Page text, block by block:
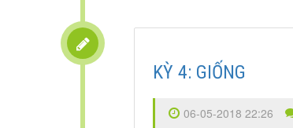
KỲ 4: GIỐNG
06-05-2018 22:26